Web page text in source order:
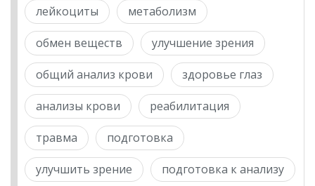
лейкоциты метаболизм
обмен веществ улучшение зрения
общий анализ крови здоровье глаз
анализы крови реабилитация
травма подготовка
улучшить зрение подготовка к анализу